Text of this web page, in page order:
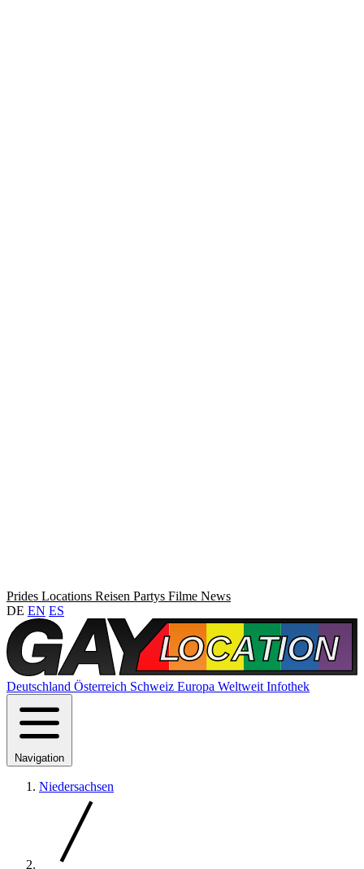
Prides Locations Reisen Partys Filme News
DE EN ES
Deutschland Österreich Schweiz Europa Weltweit Infothek
Navigation
Niedersachsen